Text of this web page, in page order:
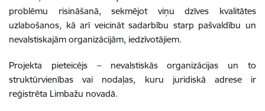
problēmu risināšanā, sekmējot viņu dzīves kvalitātes
uzlabošanos, kā arī veicināt sadarbību starp pašvaldību un
nevalstiskajām organizācijām, iedzīvotājiem.
Projekta pieteicējs – nevalstiskās organizācijas un to
struktūrvienības vai nodaļas, kuru juridiskā adrese ir
reģistrēta Limbažu novadā.